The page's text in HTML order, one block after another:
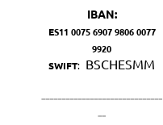
IBAN:
ES11 0075 6907 9806 0077
9920
SWIFT: BSCHESMM
------------------------------
--